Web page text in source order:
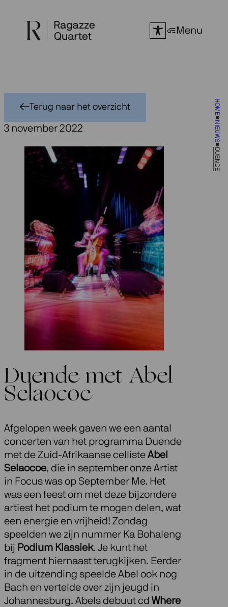
HOME
NIEUWS
DUENDE
Menu
3 november 2022
Terug naar het overzicht
Duende met Abel
Selaocoe
Afgelopen week gaven we een aantal
concerten van het programma Duende
met de Zuid-Afrikaanse celliste Abel
Selaocoe, die in september onze Artist
in Focus was op September Me. Het
was een feest om met deze bijzondere
artiest het podium te mogen delen, wat
een energie en vrijheid! Zondag
speelden we zijn nummer Ka Bohaleng
bij Podium Klassiek. Je kunt het
fragment hiernaast terugkijken. Eerder
in de uitzending speelde Abel ook nog
Bach en vertelde over zijn jeugd in
Johannesburg. Abels debuut cd Where